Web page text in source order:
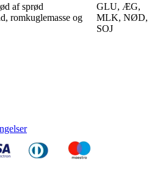
af sprød
romkuglemasse og
GLU, ÆG,
MLK, NØD,
SOJ